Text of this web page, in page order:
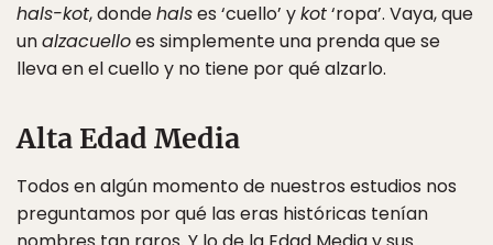
hals-kot, dondehalses ‘cuello’ ykot‘ropa’. Vaya, que
unalzacuelloes simplemente una prenda que se
lleva en el cuello y no tiene por qué alzarlo.
Alta Edad Media
Todos en algún momento de nuestros estudios nos
preguntamos por qué las eras históricas tenían